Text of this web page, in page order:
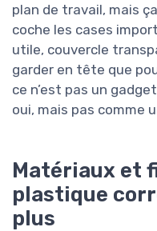
plan de travail, mais
coche les cases
utile, couvercle
garder en tête que
ce n’est pas un
oui, mais pas comme
Matériaux et
plastique
plus